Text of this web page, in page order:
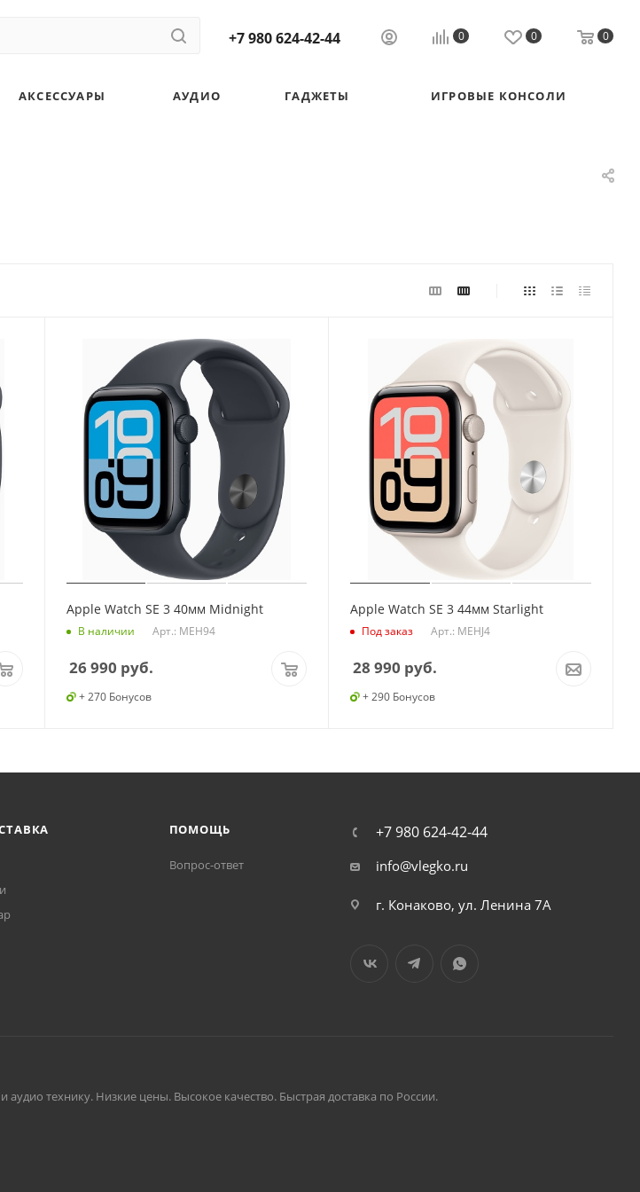
+7 980 624-42-44 0 0 0
АКСЕССУАРЫ АУДИО ГАДЖЕТЫ ИГРОВЫЕ КОНСОЛИ
Apple Watch SE 3 40мм Midnight
В наличии Арт.: MEH94
26 990 руб.
+ 270 Бонусов
Apple Watch SE 3 44мм Starlight
Под заказ Арт.: MEHJ4
28 990 руб.
+ 290 Бонусов
ПОМОЩЬ
Вопрос-ответ
+7 980 624-42-44
info@vlegko.ru
г. Конаково, ул. Ленина 7А
технику. Низкие цены. Высокое качество. Быстрая доставка по России.